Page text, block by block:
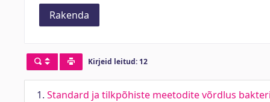
Rakenda
Kirjeid leitud: 12
1. Standard ja tilkpõhiste meetodite võrdlus